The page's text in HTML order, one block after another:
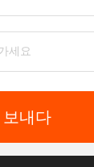
보내다